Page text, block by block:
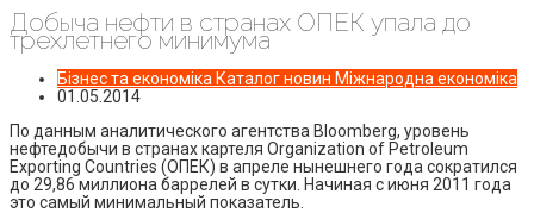
Добыча нефти в странах ОПЕК упала до
трехлетнего минимума
Бізнес та економіка Каталог новин Міжнародна економіка
01.05.2014
По данным аналитического агентства Bloomberg, уровень
нефтедобычи в странах картеля Organization of Petroleum
Exporting Countries (ОПЕК) в апреле нынешнего года сократился
до 29,86 миллиона баррелей в сутки. Начиная с июня 2011 года
это самый минимальный показатель.